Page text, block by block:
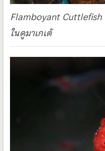
Flamboyant
ในดูมาเกเต้